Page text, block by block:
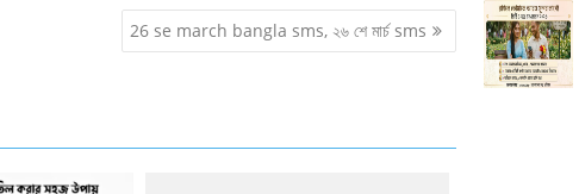
26 se march bangla sms, ২৬ শে মার্চ sms